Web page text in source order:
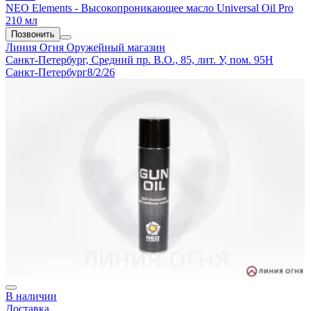
NEO Elements - Высокопроникающее масло Universal Oil Pro
210 мл
Позвонить
Линия Огня Оружейный магазин
Санкт-Петербург, Средний пр. В.О., 85, лит. У, пом. 95Н
Санкт-Петербург8/2/26
В наличии
Доставка